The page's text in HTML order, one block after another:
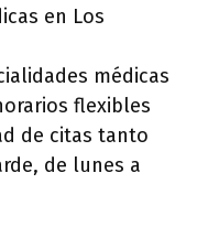
en Los
médicas
flexibles
de citas tanto
de lunes a